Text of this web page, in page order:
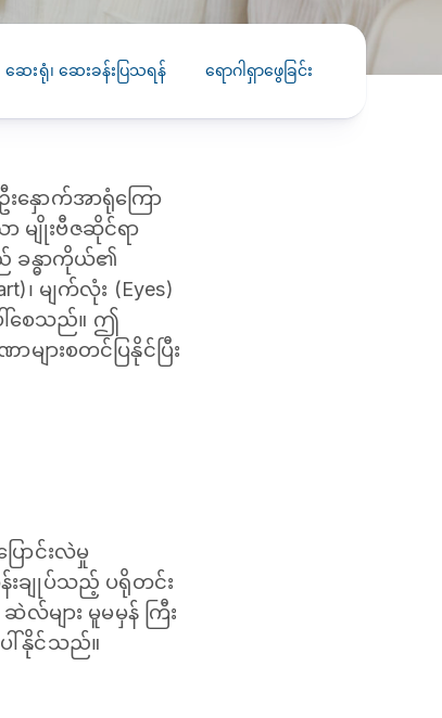
HEALTH is delighted to
ဆေးရုံ၊ ဆေးခန်းပြသရန် ရောဂါရှာဖွေခြင်း
းနှောက်အာရုံကြော
ာ မျိုးဗီဇဆိုင်ရာ
ည် ခန္ဓာကိုယ်၏
၊ မျက်လုံး (Eyes)
ါ်စေသည်။ ဤ
ျားစတင်ပြနိုင်ပြီး
ောင်းလဲမှု
န်းချုပ်သည့် ပရိုတင်း
များ မူမမှန် ကြီး
ေါ်နိုင်သည်။